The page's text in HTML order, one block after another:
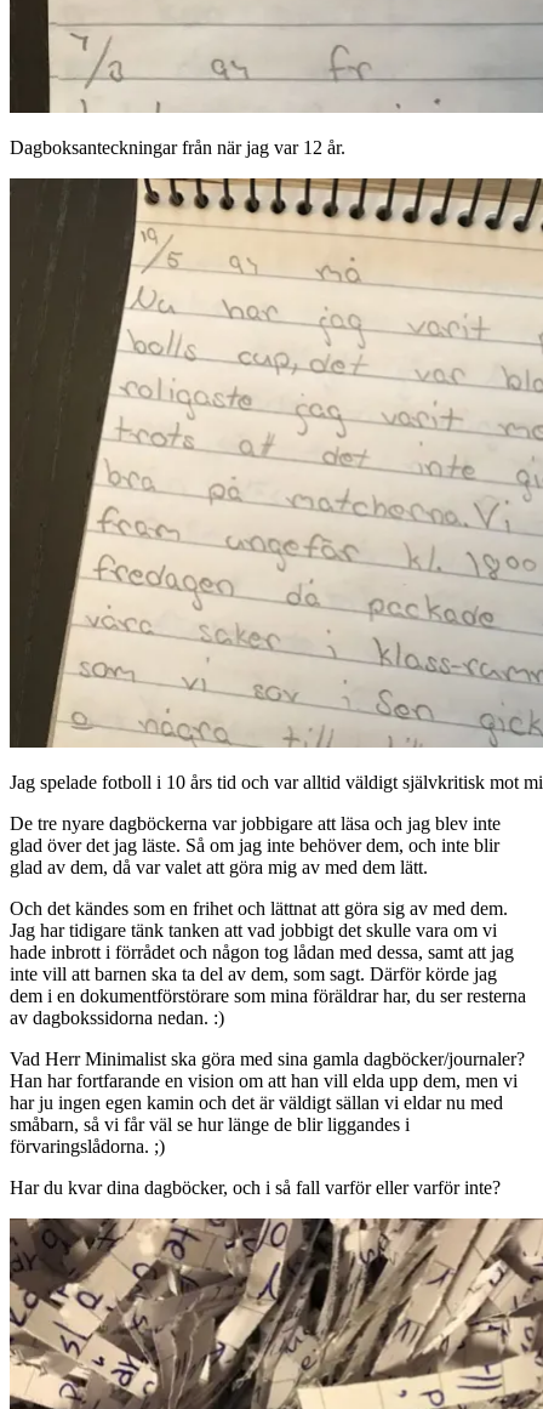
Dagboksanteckningar från när jag var 12 år.
Jag spelade fotboll i 10 års tid och var alltid väldigt självkritisk mot
De tre nyare dagböckerna var jobbigare att läsa och jag blev inte
glad över det jag läste. Så om jag inte behöver dem, och inte blir
glad av dem, då var valet att göra mig av med dem lätt.
Och det kändes som en frihet och lättnat att göra sig av med dem.
Jag har tidigare tänk tanken att vad jobbigt det skulle vara om vi
hade inbrott i förrådet och någon tog lådan med dessa, samt att jag
inte vill att barnen ska ta del av dem, som sagt. Därför körde jag
dem i en dokumentförstörare som mina föräldrar har, du ser resterna
av dagbokssidorna nedan. :)
Vad Herr Minimalist ska göra med sina gamla dagböcker/journaler?
Han har fortfarande en vision om att han vill elda upp dem, men vi
har ju ingen egen kamin och det är väldigt sällan vi eldar nu med
småbarn, så vi får väl se hur länge de blir liggandes i
förvaringslådorna. ;)
Har du kvar dina dagböcker, och i så fall varför eller varför inte?